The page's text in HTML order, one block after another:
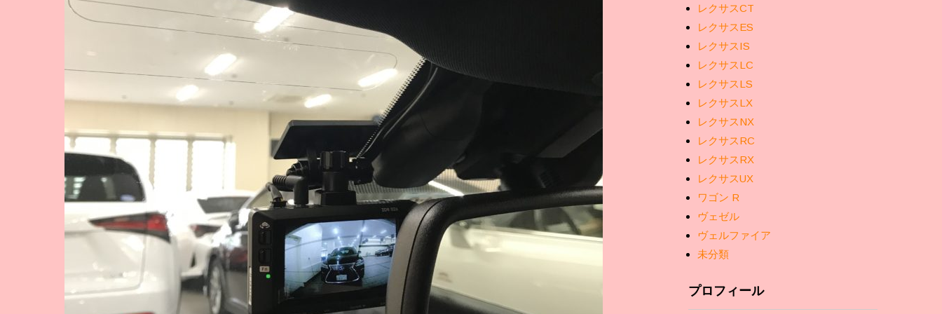
レクサスCT
レクサスES
レクサスIS
レクサスLC
レクサスLS
レクサスLX
レクサスNX
レクサスRC
レクサスRX
レクサスUX
ワゴン R
ヴェゼル
ヴェルファイア
未分類
プロフィール